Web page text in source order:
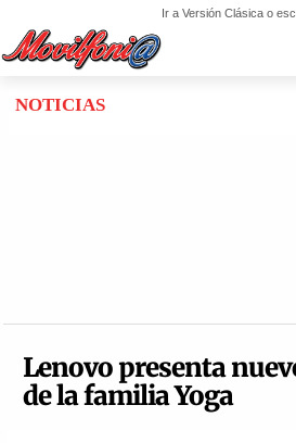
Ir a Versión Clásica o
NOTICIAS
Lenovo presenta
de la familia Yoga